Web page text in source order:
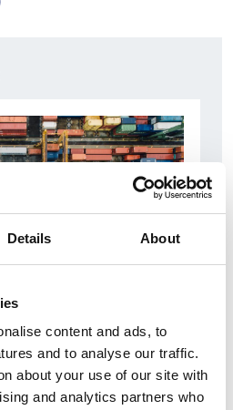
Details About
content and ads, to
and to analyse our traffic.
about your use of our site with
and analytics partners who
– Repubblica ha superato
dieci miliardi di euro